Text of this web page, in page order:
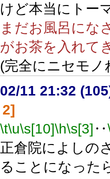
けど本当にトー
まだお風呂にな
がお茶を入れて
(完全にニセモノ
11 21:32
\t\u\s[10]\h\s[3] ‥
正倉院によしの
ることになった